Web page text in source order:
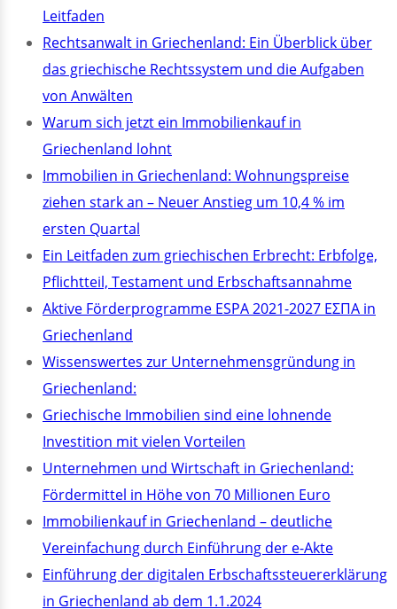
Leitfaden
Rechtsanwalt in Griechenland: Ein Überblick über
das griechische Rechtssystem und die Aufgaben
von Anwälten
Warum sich jetzt ein Immobilienkauf in
Griechenland lohnt
Immobilien in Griechenland: Wohnungspreise
ziehen stark an – Neuer Anstieg um 10,4 % im
ersten Quartal
Ein Leitfaden zum griechischen Erbrecht: Erbfolge,
Pflichtteil, Testament und Erbschaftsannahme
Aktive Förderprogramme ESPA 2021-2027 ΕΣΠΑ in
Griechenland
Wissenswertes zur Unternehmensgründung in
Griechenland:
Griechische Immobilien sind eine lohnende
Investition mit vielen Vorteilen
Unternehmen und Wirtschaft in Griechenland:
Fördermittel in Höhe von 70 Millionen Euro
Immobilienkauf in Griechenland – deutliche
Vereinfachung durch Einführung der e-Akte
Einführung der digitalen Erbschaftssteuererklärung
in Griechenland ab dem 1.1.2024